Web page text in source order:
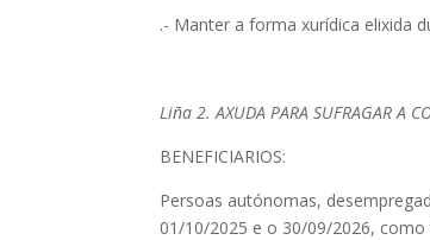
.- Manter a forma xurídica elixida
Liña 2. AXUDA PARA SUFRAGAR A
BENEFICIARIOS:
Persoas autónomas,
01/10/2025 e o 30/09/2026,